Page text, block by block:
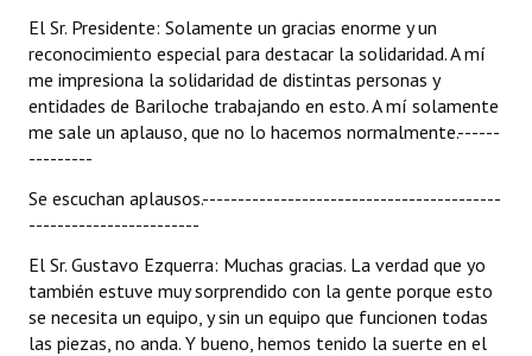
El Sr. Presidente: Solamente un gracias enorme y un
reconocimiento especial para destacar la solidaridad. A mí
me impresiona la solidaridad de distintas personas y
entidades de Bariloche trabajando en esto. A mí solamente
me sale un aplauso, que no lo hacemos normalmente.------
---------
Se escuchan aplausos.------------------------------------------
------------------------
El Sr. Gustavo Ezquerra: Muchas gracias. La verdad que yo
también estuve muy sorprendido con la gente porque esto
se necesita un equipo, y sin un equipo que funcionen todas
las piezas, no anda. Y bueno, hemos tenido la suerte en el